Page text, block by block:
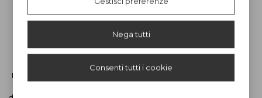
LEM ELETTRONICA
Filtro coassiale realizzato per
LEM ELETTRONICA
Nega tutti
Consenti tutti i cookie